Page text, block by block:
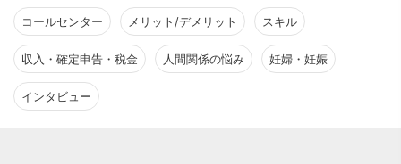
コールセンター メリット/デメリット スキル
収入・確定申告・税金 人間関係の悩み 妊婦・妊娠
インタビュー